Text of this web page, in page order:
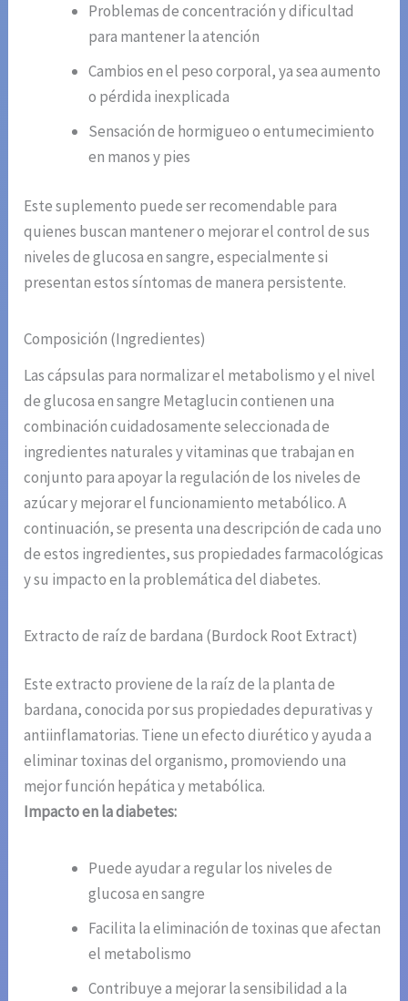
Problemas de concentración y dificultad
para mantener la atención
Cambios en el peso corporal, ya sea aumento
o pérdida inexplicada
Sensación de hormigueo o entumecimiento
en manos y pies
Este suplemento puede ser recomendable para
quienes buscan mantener o mejorar el control de sus
niveles de glucosa en sangre, especialmente si
presentan estos síntomas de manera persistente.
Composición (Ingredientes)
Las cápsulas para normalizar el metabolismo y el nivel
de glucosa en sangre Metaglucin contienen una
combinación cuidadosamente seleccionada de
ingredientes naturales y vitaminas que trabajan en
conjunto para apoyar la regulación de los niveles de
azúcar y mejorar el funcionamiento metabólico. A
continuación, se presenta una descripción de cada uno
de estos ingredientes, sus propiedades farmacológicas
y su impacto en la problemática del diabetes.
Extracto de raíz de bardana (Burdock Root Extract)
Este extracto proviene de la raíz de la planta de
bardana, conocida por sus propiedades depurativas y
antiinflamatorias. Tiene un efecto diurético y ayuda a
eliminar toxinas del organismo, promoviendo una
mejor función hepática y metabólica.
Impacto en la diabetes:
Puede ayudar a regular los niveles de
glucosa en sangre
Facilita la eliminación de toxinas que afectan
el metabolismo
Contribuye a mejorar la sensibilidad a la